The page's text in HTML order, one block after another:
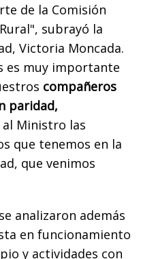
de la Comisión
subrayó la
Victoria Moncada.
es muy importante
compañeros
paridad,
Ministro las
que tenemos en la
que venimos
analizaron además
en funcionamiento
y actividades con